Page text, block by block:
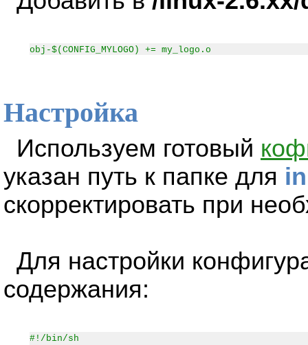
obj-$(CONFIG_MYLOGO) += my_logo.o
Настройка
Используем готовый
указан путь к папке для
скорректировать при
Для настройки
содержания:
#!/bin/sh